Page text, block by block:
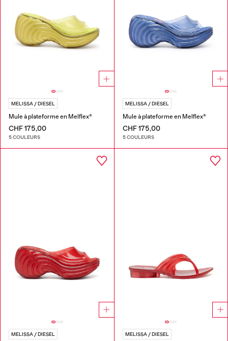
MELISSA / DIESEL
Mule à plateforme en Melflex®
CHF 175,00
5 COULEURS
MELISSA / DIESEL
Mule à plateforme en Melflex®
CHF 175,00
5 COULEURS
MELISSA / DIESEL MELISSA / DIESEL